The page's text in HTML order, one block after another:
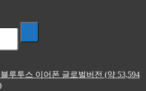
루투스 이어폰 글로벌버전 (약 53,594